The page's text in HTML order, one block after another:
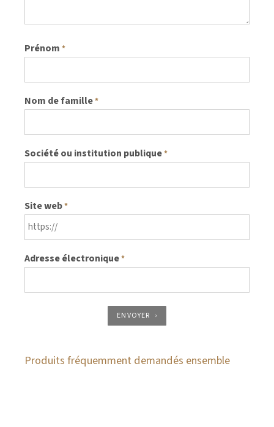
Prénom *
Nom de famille*
Société ou institution publique*
Site web*
Adresse électronique*
ENVOYER
Produits fréquemment demandés ensemble